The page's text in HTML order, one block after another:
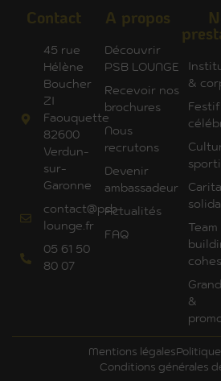
Contact
45 rue
Hélène
Boucher
ZI
Faouquette
82600
Verdun-
sur-
Garonne
contact@psb-
lounge.fr
05 61 50
80 07
A propos
Découvrir
PSB LOUNGE
Recevoir nos
brochures
Nous
recrutons
Devenir
ambassadeur
Actualités
FAQ
&
Team
&
Mentions légales
Conditions générales